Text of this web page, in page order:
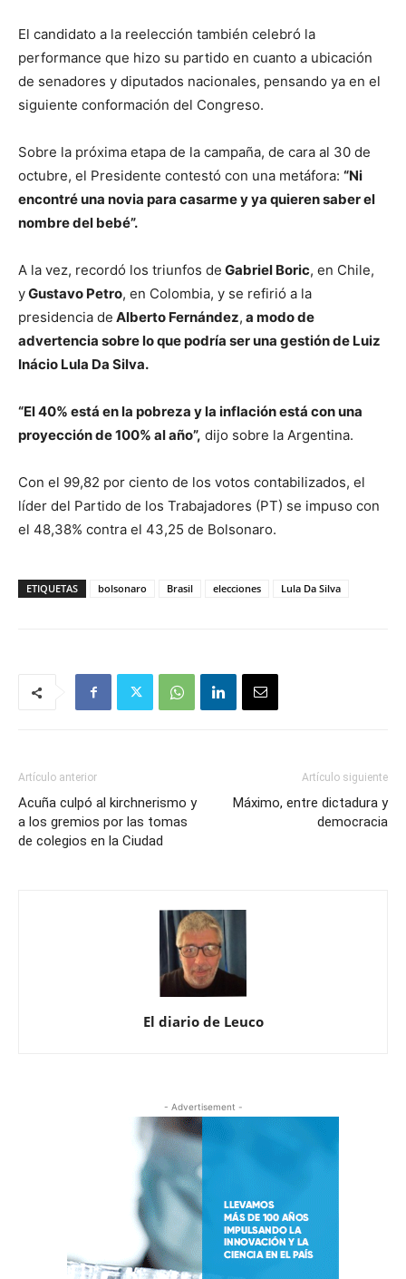
El candidato a la reelección también celebró la
performance que hizo su partido en cuanto a ubicación
de senadores y diputados nacionales, pensando ya en el
siguiente conformación del Congreso.
Sobre la próxima etapa de la campaña, de cara al 30 de
octubre, el Presidente contestó con una metáfora: “Ni
encontré una novia para casarme y ya quieren saber el
nombre del bebé”.
A la vez, recordó los triunfos de Gabriel Boric, en Chile,
yGustavo Petro, en Colombia, y se refirió a la
presidencia de Alberto Fernández, a modo de
advertencia sobre lo que podría ser una gestión de Luiz
Inácio Lula Da Silva.
“El 40% está en la pobreza y la inflación está con una
proyección de 100% al año”, dijo sobre la Argentina.
Con el 99,82 por ciento de los votos contabilizados, el
líder del Partido de los Trabajadores (PT) se impuso con
el 48,38% contra el 43,25 de Bolsonaro.
ETIQUETAS bolsonaro Brasil elecciones Lula Da Silva
Artículo anterior
Acuña culpó al kirchnerismo y
a los gremios por las tomas
de colegios en la Ciudad
Artículo siguiente
Máximo, entre dictadura y
democracia
El diario de Leuco
- Advertisement -